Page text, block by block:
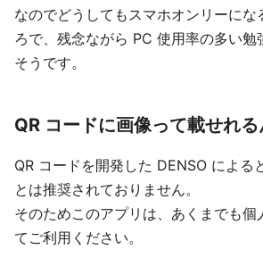
なのでどうしてもスマホオンリーにな
ろで、残念ながら PC 使用率の多い勉
そうです。
QR コードに画像って載せれる
QR コードを開発した DENSO による
とは推奨されておりません。
そのためこのアプリは、あくまでも個
てご利用ください。